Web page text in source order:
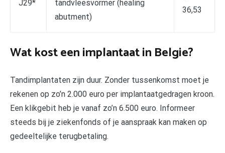
J29*
tandvleesvormer (healing
abutment)
36,53
Wat kost een implantaat in Belgie?
Tandimplantaten zijn duur. Zonder tussenkomst moet je
rekenen op zo’n 2.000 euro per implantaatgedragen kroon.
Een klikgebit heb je vanaf zo’n 6.500 euro. Informeer
steeds bij je ziekenfonds of je aanspraak kan maken op
gedeeltelijke terugbetaling.